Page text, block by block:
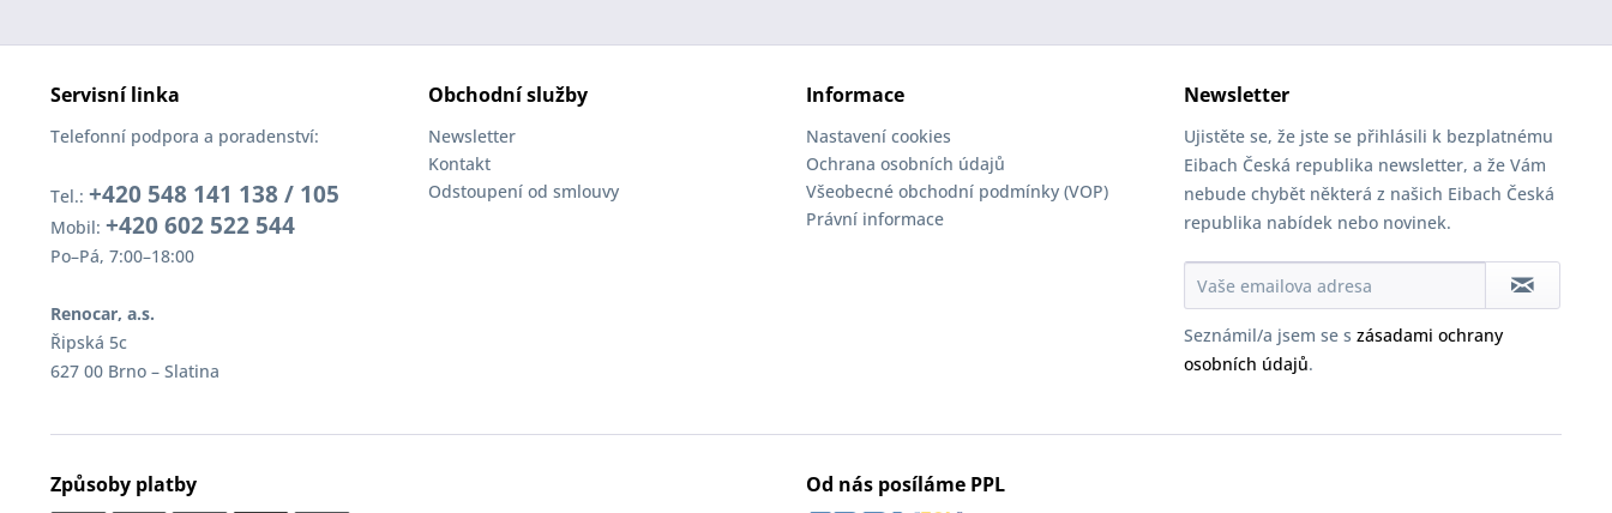
Servisní linka
Telefonní podpora a poradenství:
Tel.: +420 548 141 138 / 105
Mobil: +420 602 522 544
Po–Pá, 7:00–18:00
Renocar, a.s.
Řipská 5c
627 00 Brno – Slatina
Obchodní služby
Newsletter
Kontakt
Odstoupení od smlouvy
Informace
Nastavení cookies
Ochrana osobních údajů
Všeobecné obchodní podmínky (VOP)
Právní informace
Newsletter
Ujistěte se, že jste se přihlásili k bezplatnému
Eibach Česká republika newsletter, a že Vám
nebude chybět některá z našich Eibach Česká
republika nabídek nebo novinek.
Seznámil/a jsem se s zásadami ochrany
osobních údajů.
Způsoby platby Od nás posíláme PPL